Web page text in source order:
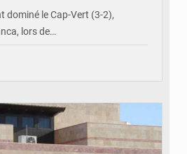
dominé le Cap-Vert (3-2),
lors de…